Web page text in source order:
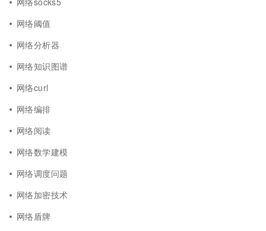
网络阈值
网络分析器
网络知识图谱
网络curl
网络编排
网络阅读
网络数学建模
网络调度问题
网络加密技术
网络盾牌